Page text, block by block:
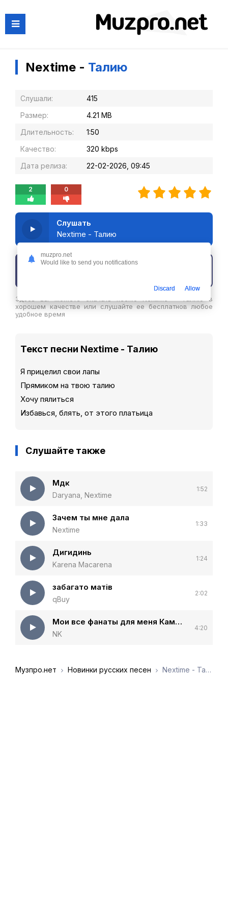
Nextime - Талию
Слушали:
415
Размер:
4.21 MB
Длительность:
1:50
Качество:
320 kbps
Дата релиза:
22-02-2026, 09:45
2 0
Слушать
Nextime - Талию
Здесь вы можете скачать песню Nextime - Талию в
хорошем качестве или слушайте ее бесплатнов любое
удобное время
Текст песни Nextime - Талию
Я прицелил свои лапы
Прямиком на твою талию
Хочу пялиться
Избавься, блять, от этого платьица
Слушайте также
Мдк
Daryana, Nextime
1:52
Зачем ты мне дала
Nextime
1:33
Дигидинь
Karena Macarena
1:24
забагато матів
qBuy
2:02
Мои все фанаты для меня Каменских фэмели
NK
4:20
Музпро.нет Новинки русских песен Nextime - Талию
muzpro.net
Would like to send you notifications
Discard Allow